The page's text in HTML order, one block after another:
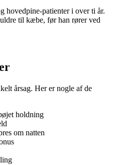
hovedpine-patienter i over ti år.
til kæbe, før han rører ved
årsag. Her er nogle af de
holdning
om natten